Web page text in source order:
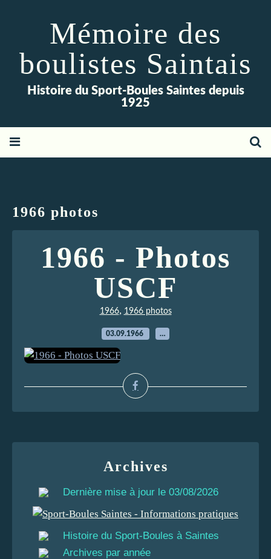
Mémoire des
boulistes Saintais
Histoire du Sport-Boules Saintes depuis
1925
1966 photos
1966 - Photos
USCF
1966, 1966 photos
03.09.1966 …
Archives
Dernière mise à jour le 03/08/2026
Histoire du Sport-Boules à Saintes
Archives par année